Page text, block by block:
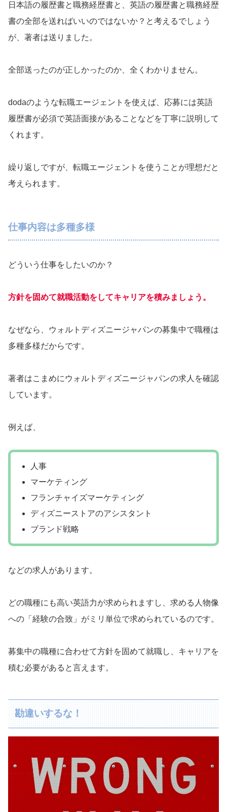
日本語の履歴書と職務経歴書と、英語の履歴書と職務経歴
書の全部を送ればいいのではないか？と考えるでしょう
が、著者は送りました。
全部送ったのが正しかったのか、全くわかりません。
dodaのような転職エージェントを使えば、応募には英語
履歴書が必須で英語面接があることなどを丁寧に説明して
くれます。
繰り返しですが、転職エージェントを使うことが理想だと
考えられます。
仕事内容は多種多様
どういう仕事をしたいのか？
方針を固めて就職活動をしてキャリアを積みましょう。
なぜなら、ウォルトディズニージャパンの募集中で職種は
多種多様だからです。
著者はこまめにウォルトディズニージャパンの求人を確認
しています。
例えば、
人事
マーケティング
フランチャイズマーケティング
ディズニーストアのアシスタント
ブランド戦略
などの求人があります。
どの職種にも高い英語力が求められますし、求める人物像
への「経験の合致」がミリ単位で求められているのです。
募集中の職種に合わせて方針を固めて就職し、キャリアを
積む必要があると言えます。
勘違いするな！